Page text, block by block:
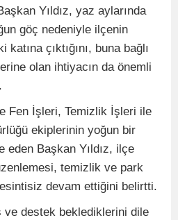
Yıldız, yaz aylarında
göç nedeniyle ilçenin
çıktığını, buna bağlı
olan ihtiyacın da önemli
Fen İşleri, Temizlik İşleri ile
ekiplerinin yoğun bir
eden Başkan Yıldız, ilçe
temizlik ve park
devam ettiğini belirtti.
ve destek beklediklerini dile